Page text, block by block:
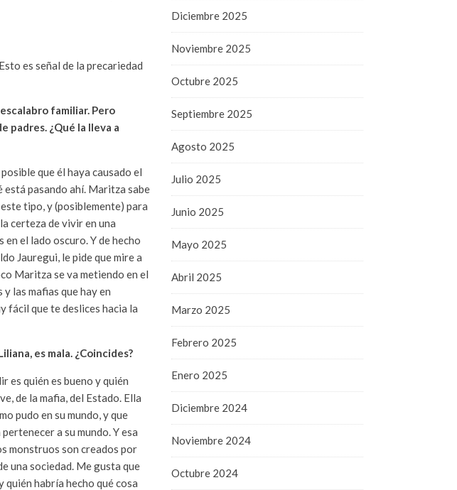
es señal de la precariedad
familiar. Pero
padres. ¿Qué la lleva a
que él haya causado el
está pasando ahí. Maritza sabe
tipo, y (posiblemente) para
certeza de vivir en una
el lado oscuro. Y de hecho
Jauregui, le pide que mire a
Maritza se va metiendo en el
las mafias que hay en
fácil que te deslices hacia la
es mala. ¿Coincides?
es quién es bueno y quién
de la mafia, del Estado. Ella
pudo en su mundo, y que
a su mundo. Y esa
monstruos son creados por
una sociedad. Me gusta que
quién habría hecho qué cosa
Diciembre 2025
Noviembre 2025
Octubre 2025
Septiembre 2025
Agosto 2025
Julio 2025
Junio 2025
Mayo 2025
Abril 2025
Marzo 2025
Febrero 2025
Enero 2025
Diciembre 2024
Noviembre 2024
Octubre 2024